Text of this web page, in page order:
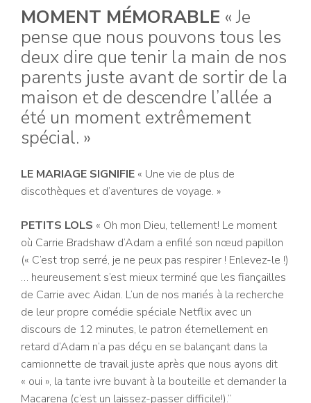
MOMENT MÉMORABLE « Je
pense que nous pouvons tous les
deux dire que tenir la main de nos
parents juste avant de sortir de la
maison et de descendre l’allée a
été un moment extrêmement
spécial. »
LE MARIAGE SIGNIFIE « Une vie de plus de
discothèques et d’aventures de voyage. »
PETITS LOLS « Oh mon Dieu, tellement! Le moment
où Carrie Bradshaw d’Adam a enfilé son nœud papillon
(« C’est trop serré, je ne peux pas respirer ! Enlevez-le !)
… heureusement s’est mieux terminé que les fiançailles
de Carrie avec Aidan. L’un de nos mariés à la recherche
de leur propre comédie spéciale Netflix avec un
discours de 12 minutes, le patron éternellement en
retard d’Adam n’a pas déçu en se balançant dans la
camionnette de travail juste après que nous ayons dit
« oui », la tante ivre buvant à la bouteille et demander la
Macarena (c’est un laissez-passer difficile!).”